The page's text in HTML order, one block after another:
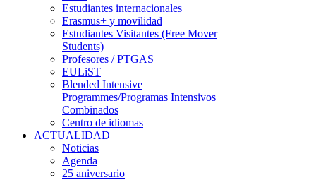
Estudiantes internacionales
Erasmus+ y movilidad
Estudiantes Visitantes (Free Mover
Students)
Profesores / PTGAS
EULiST
Blended Intensive
Programmes/Programas Intensivos
Combinados
Centro de idiomas
ACTUALIDAD
Noticias
Agenda
25 aniversario